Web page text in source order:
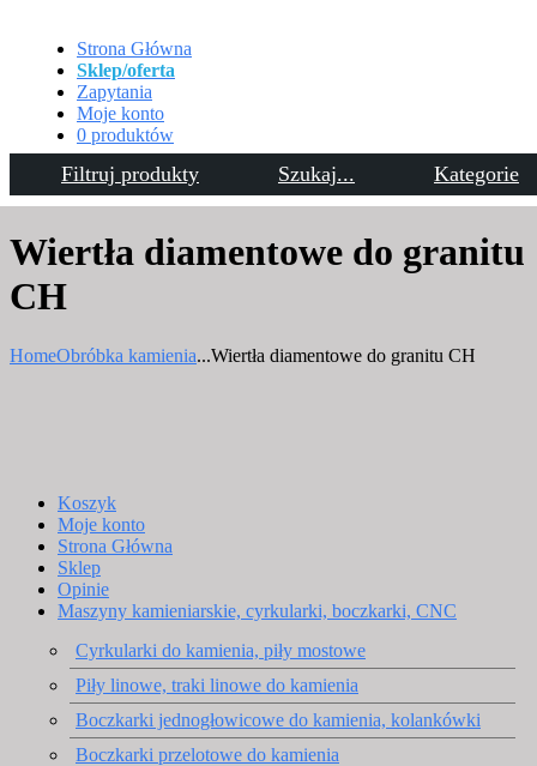
Filtruj produkty Szukaj... Kategorie
Strona Główna
Sklep/oferta
Zapytania
Moje konto
0 produktów
Kontakt
Wiertła diamentowe do granitu
CH
HomeObróbka kamienia...Wiertła diamentowe do granitu CH
Koszyk
Moje konto
Strona Główna
Sklep
Opinie
Maszyny kamieniarskie, cyrkularki, boczkarki, CNC
Cyrkularki do kamienia, piły mostowe
Piły linowe, traki linowe do kamienia
Boczkarki jednogłowicowe do kamienia, kolankówki
Boczkarki przelotowe do kamienia